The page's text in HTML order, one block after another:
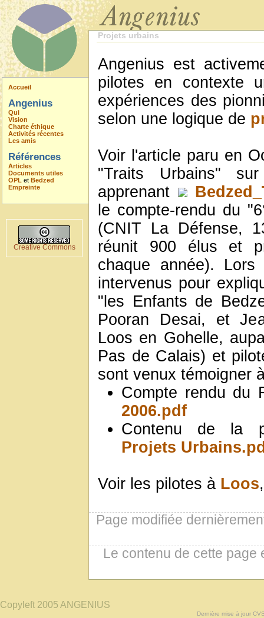
Accueil
Angenius
Qui
Vision
Charte éthique
Activités récentes
Les amis
Références
Articles
Documents utiles
OPL et Bedzed
Empreinte
Creative Commons
Projets urbains
Angenius est
pilotes en contexte
expériences des
selon une logique de
Voir l'article paru en
"Traits Urbains"
apprenant
le compte-rendu du
(CNIT La Défense,
réunit 900 élus et
chaque année).
intervenus pour
"les Enfants de
Pooran Desai, et
Loos en Gohelle,
Pas de Calais) et
sont venux témoigner
Compte rendu du
2006.pdf
Contenu de la
Projets
Voir les pilotes à Loos
Page modifiée
Le contenu de cette
Copyleft 2005 ANGENIUS
Dernière mise à jour